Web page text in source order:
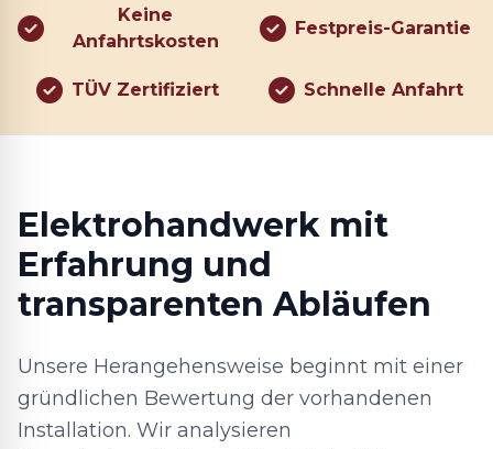
Keine
Anfahrtskosten
Festpreis-Garantie
TÜV Zertifiziert Schnelle Anfahrt
Elektrohandwerk mit
Erfahrung und
transparenten Abläufen
Unsere Herangehensweise beginnt mit einer
gründlichen Bewertung der vorhandenen
Installation. Wir analysieren